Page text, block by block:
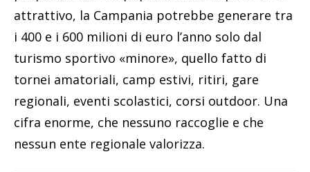
attrattivo, la Campania potrebbe generare tra
i 400 e i 600 milioni di euro l’anno solo dal
turismo sportivo «minore», quello fatto di
tornei amatoriali, camp estivi, ritiri, gare
regionali, eventi scolastici, corsi outdoor. Una
cifra enorme, che nessuno raccoglie e che
nessun ente regionale valorizza.